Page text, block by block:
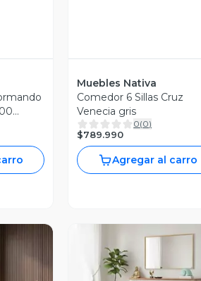
Muebles Nativa
Comedor 6 Sillas Cruz
Venecia gris
0(0)
$789.990
Agregar al carro